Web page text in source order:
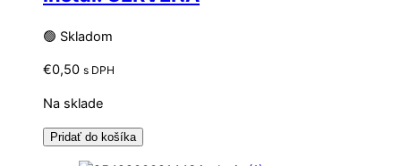
🟢 Skladom
€0,50 s DPH
Na sklade
Pridať do košíka